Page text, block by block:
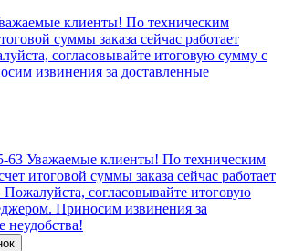
клиенты! По техническим
суммы заказа сейчас работает
согласовывайте итоговую сумму с
извинения за доставленные
63 Уважаемые клиенты! По техническим
итоговой суммы заказа сейчас работает
Пожалуйста, согласовывайте итоговую
Приносим извинения за
неудобства!